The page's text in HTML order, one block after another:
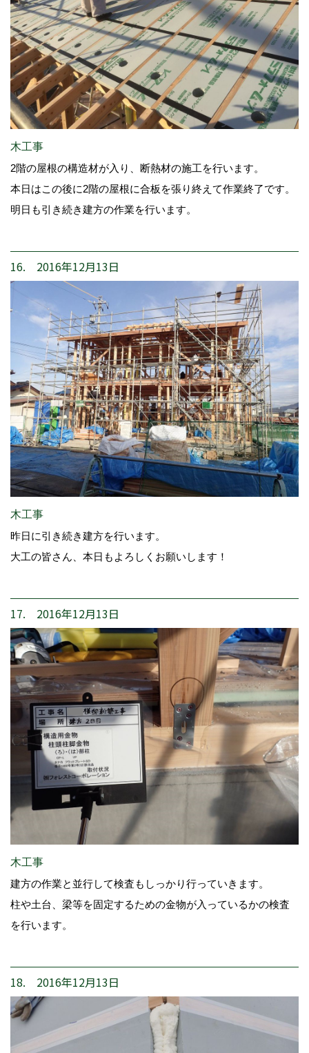
木工事
2階の屋根の構造材が入り、断熱材の施工を行います。
本日はこの後に2階の屋根に合板を張り終えて作業終了です。
明日も引き続き建方の作業を行います。
16. 2016年12月13日
木工事
昨日に引き続き建方を行います。
大工の皆さん、本日もよろしくお願いします！
17. 2016年12月13日
木工事
建方の作業と並行して検査もしっかり行っていきます。
柱や土台、梁等を固定するための金物が入っているかの検査
を行います。
18. 2016年12月13日